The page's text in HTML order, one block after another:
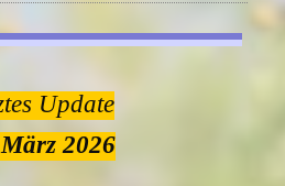
Update
2026